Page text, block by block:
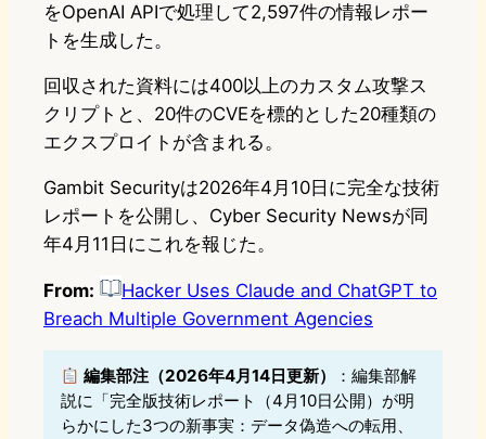
をOpenAI APIで処理して2,597件の情報レポー
トを生成した。
回収された資料には400以上のカスタム攻撃ス
クリプトと、20件のCVEを標的とした20種類の
エクスプロイトが含まれる。
Gambit Securityは2026年4月10日に完全な技術
レポートを公開し、Cyber Security Newsが同
年4月11日にこれを報じた。
From:
Hacker Uses Claude and ChatGPT to
Breach Multiple Government Agencies
編集部注（2026年4月14日更新）
：編集部解
説に「完全版技術レポート（4月10日公開）が明
らかにした3つの新事実：データ偽造への転用、